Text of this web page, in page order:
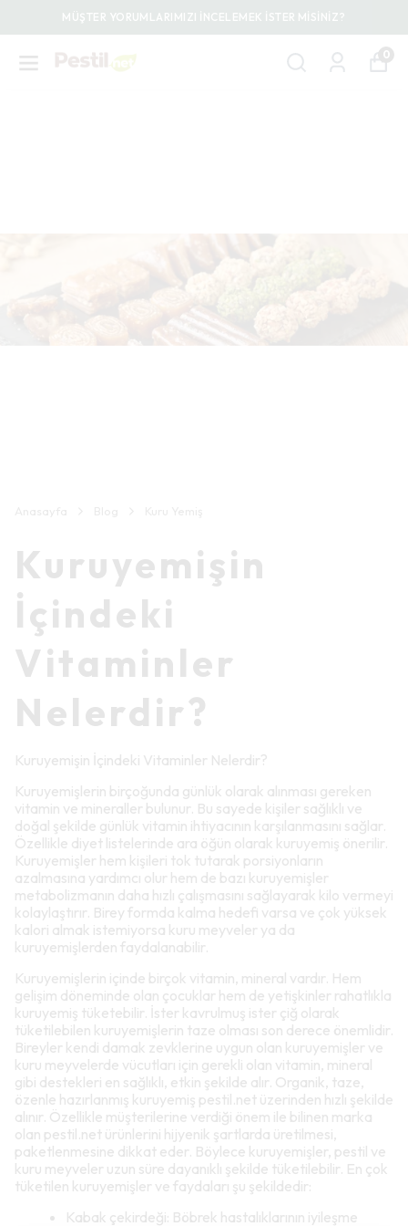
MÜŞTER YORUMLARIMIZI İNCELEMEK İSTER MİSİNİZ?
0
Kuruyemişin
İçindeki
Vitaminler
Nelerdir?
Kuruyemişin İçindeki Vitaminler Nelerdir?
Kuruyemişlerin birçoğunda günlük olarak alınması gereken
vitamin ve mineraller bulunur. Bu sayede kişiler sağlıklı ve
doğal şekilde günlük vitamin ihtiyacının karşılanmasını sağlar.
Özellikle diyet listelerinde ara öğün olarak kuruyemiş önerilir.
Kuruyemişler hem kişileri tok tutarak porsiyonların
azalmasına yardımcı olur hem de bazı kuruyemişler
metabolizmanın daha hızlı çalışmasını sağlayarak kilo vermeyi
kolaylaştırır. Birey formda kalma hedefi varsa ve çok yüksek
kalori almak istemiyorsa kuru meyveler ya da
kuruyemişlerden faydalanabilir.
Kuruyemişlerin içinde birçok vitamin, mineral vardır. Hem
gelişim döneminde olan çocuklar hem de yetişkinler rahatlıkla
kuruyemiş tüketebilir. İster kavrulmuş ister çiğ olarak
tüketilebilen kuruyemişlerin taze olması son derece önemlidir.
Bireyler kendi damak zevklerine uygun olan kuruyemişler ve
kuru meyvelerde vücutları için gerekli olan vitamin, mineral
gibi destekleri en sağlıklı, etkin şekilde alır. Organik, taze,
özenle hazırlanmış kuruyemiş pestil.net üzerinden hızlı şekilde
alınır. Özellikle müşterilerine verdiği önem ile bilinen marka
olan pestil.net ürünlerini hijyenik şartlarda üretilmesi,
paketlenmesine dikkat eder. Böylece kuruyemişler, pestil ve
kuru meyveler uzun süre dayanıklı şekilde tüketilebilir. En çok
tüketilen kuruyemişler ve faydaları şu şekildedir:
Kabak çekirdeği: Böbrek hastalıklarının iyileşme